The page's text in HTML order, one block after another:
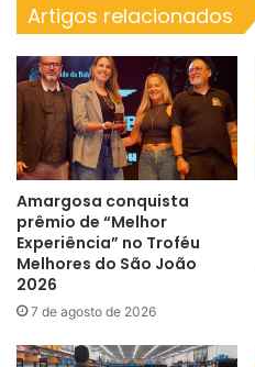
Artigos relacionados
Amargosa conquista
prêmio de “Melhor
Experiência” no Troféu
Melhores do São João
2026
7 de agosto de 2026